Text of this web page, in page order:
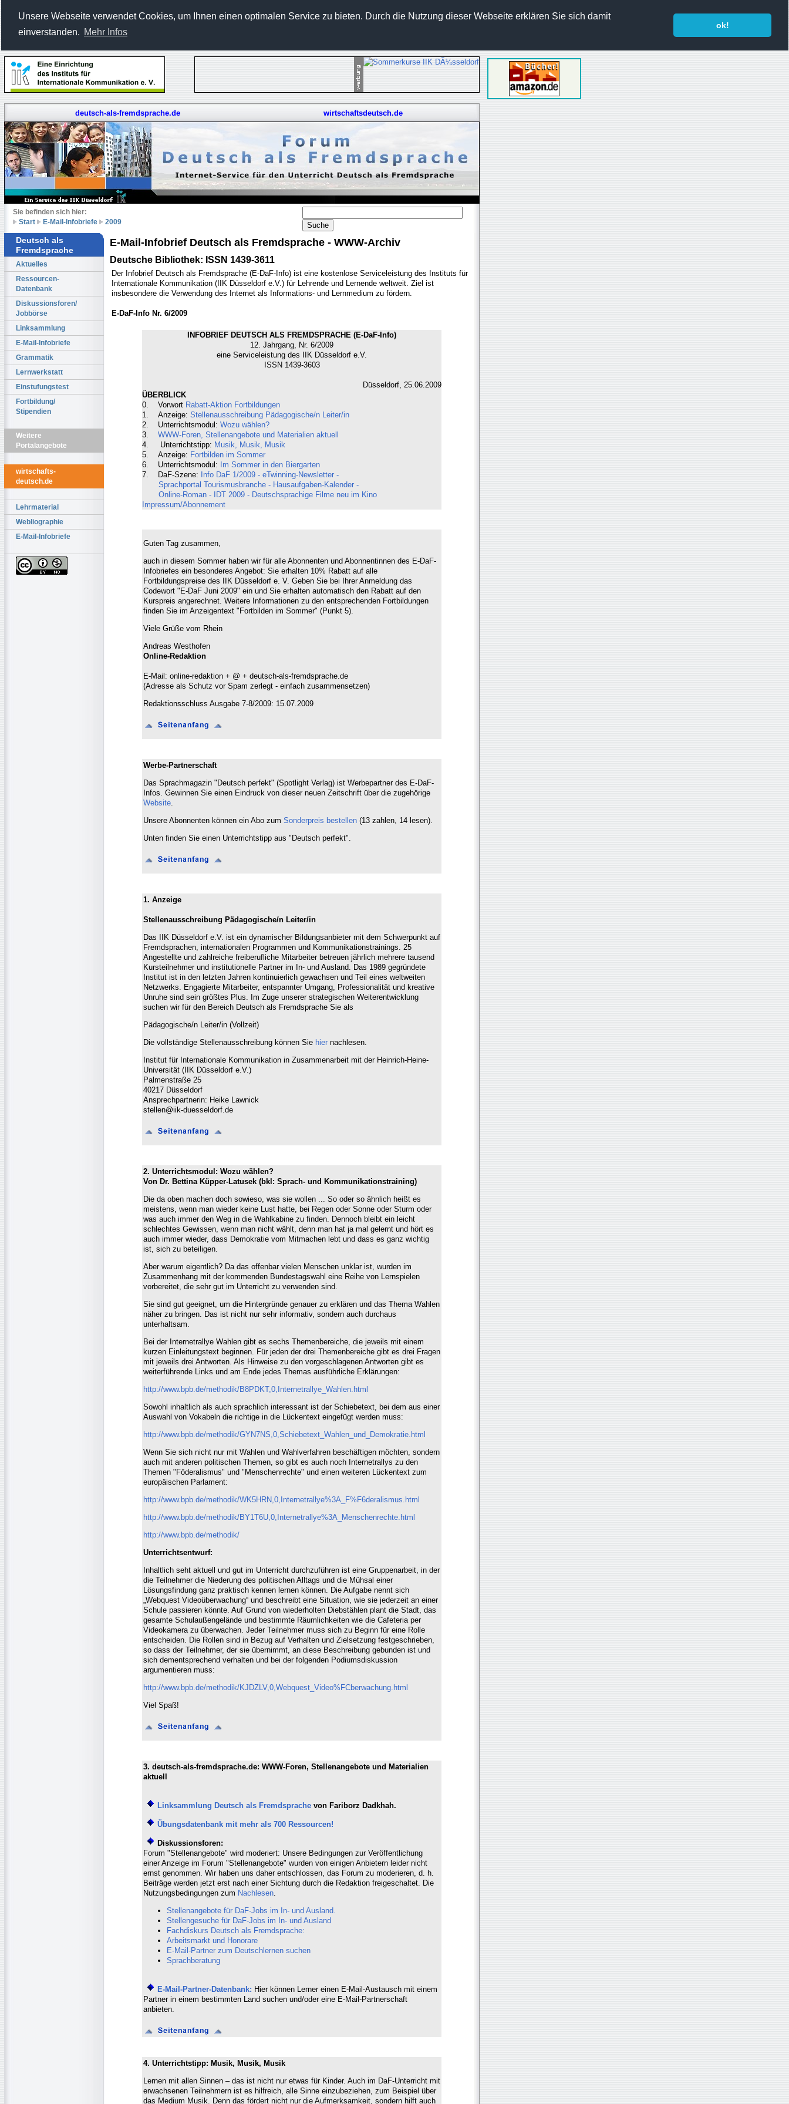
Unsere Webseite verwendet Cookies, um Ihnen einen optimalen Service zu bieten. Durch die Nutzung dieser Webseite erklären Sie sich damit
einverstanden. Mehr Infos
ok!
deutsch-als-fremdsprache.de wirtschaftsdeutsch.de
Sie befinden sich hier:
Start
E-Mail-Infobriefe 2009
Deutsch als
Fremdsprache
Aktuelles
Ressourcen-
Datenbank
Diskussionsforen/
Jobbörse
Linksammlung
E-Mail-Infobriefe
Grammatik
Lernwerkstatt
Einstufungstest
Fortbildung/
Stipendien
Weitere
Portalangebote
wirtschafts-
deutsch.de
Lehrmaterial
Webliographie
E-Mail-Infobriefe
E-Mail-Infobrief Deutsch als Fremdsprache - WWW-Archiv
Deutsche Bibliothek: ISSN 1439-3611
Der Infobrief Deutsch als Fremdsprache (E-DaF-Info) ist eine kostenlose Serviceleistung des Instituts für
Internationale Kommunikation (IIK Düsseldorf e.V.) für Lehrende und Lernende weltweit. Ziel ist
insbesondere die Verwendung des Internet als Informations- und Lernmedium zu fördern.
E-DaF-Info Nr. 6/2009
INFOBRIEF DEUTSCH ALS FREMDSPRACHE (E-DaF-Info)
12. Jahrgang, Nr. 6/2009
eine Serviceleistung des IIK Düsseldorf e.V.
ISSN 1439-3603
Düsseldorf, 25.06.2009
ÜBERBLICK
0. Vorwort Rabatt-Aktion Fortbildungen
1. Anzeige: Stellenausschreibung Pädagogische/n Leiter/in
2. Unterrichtsmodul: Wozu wählen?
3. WWW-Foren, Stellenangebote und Materialien aktuell
4. Unterrichtstipp: Musik, Musik, Musik
5. Anzeige: Fortbilden im Sommer
6. Unterrichtsmodul: Im Sommer in den Biergarten
7. DaF-Szene: Info DaF 1/2009 - eTwinning-Newsletter -
Sprachportal Tourismusbranche - Hausaufgaben-Kalender -
Online-Roman - IDT 2009 - Deutschsprachige Filme neu im Kino
Impressum/Abonnement
Guten Tag zusammen,
auch in diesem Sommer haben wir für alle Abonnenten und Abonnentinnen des E-DaF-
Infobriefes ein besonderes Angebot: Sie erhalten 10% Rabatt auf alle
Fortbildungspreise des IIK Düsseldorf e. V. Geben Sie bei Ihrer Anmeldung das
Codewort "E-DaF Juni 2009" ein und Sie erhalten automatisch den Rabatt auf den
Kurspreis angerechnet. Weitere Informationen zu den entsprechenden Fortbildungen
finden Sie im Anzeigentext "Fortbilden im Sommer" (Punkt 5).
Viele Grüße vom Rhein
Andreas Westhofen
Online-Redaktion
E-Mail: online-redaktion + @ + deutsch-als-fremdsprache.de
(Adresse als Schutz vor Spam zerlegt - einfach zusammensetzen)
Redaktionsschluss Ausgabe 7-8/2009: 15.07.2009
Werbe-Partnerschaft
Das Sprachmagazin "Deutsch perfekt" (Spotlight Verlag) ist Werbepartner des E-DaF-
Infos. Gewinnen Sie einen Eindruck von dieser neuen Zeitschrift über die zugehörige
Website
Unsere Abonnenten können ein Abo zum Sonderpreis bestellen (13 zahlen, 14 lesen).
Unten finden Sie einen Unterrichtstipp aus "Deutsch perfekt".
1. Anzeige
Stellenausschreibung Pädagogische/n Leiter/in
Das IIK Düsseldorf e.V. ist ein dynamischer Bildungsanbieter mit dem Schwerpunkt auf
Fremdsprachen, internationalen Programmen und Kommunikationstrainings. 25
Angestellte und zahlreiche freiberufliche Mitarbeiter betreuen jährlich mehrere tausend
Kursteilnehmer und institutionelle Partner im In- und Ausland. Das 1989 gegründete
Institut ist in den letzten Jahren kontinuierlich gewachsen und Teil eines weltweiten
Netzwerks. Engagierte Mitarbeiter, entspannter Umgang, Professionalität und kreative
Unruhe sind sein größtes Plus. Im Zuge unserer strategischen Weiterentwicklung
suchen wir für den Bereich Deutsch als Fremdsprache Sie als
Pädagogische/n Leiter/in (Vollzeit)
Die vollständige Stellenausschreibung können Sie hier nachlesen.
Institut für Internationale Kommunikation in Zusammenarbeit mit der Heinrich-Heine-
Universität (IIK Düsseldorf e.V.)
Palmenstraße 25
40217 Düsseldorf
Ansprechpartnerin: Heike Lawnick
stellen@iik-duesseldorf.de
2. Unterrichtsmodul: Wozu wählen?
Von Dr. Bettina Küpper-Latusek (bkl: Sprach- und Kommunikationstraining)
Die da oben machen doch sowieso, was sie wollen ... So oder so ähnlich heißt es
meistens, wenn man wieder keine Lust hatte, bei Regen oder Sonne oder Sturm oder
was auch immer den Weg in die Wahlkabine zu finden. Dennoch bleibt ein leicht
schlechtes Gewissen, wenn man nicht wählt, denn man hat ja mal gelernt und hört es
auch immer wieder, dass Demokratie vom Mitmachen lebt und dass es ganz wichtig
ist, sich zu beteiligen.
Aber warum eigentlich? Da das offenbar vielen Menschen unklar ist, wurden im
Zusammenhang mit der kommenden Bundestagswahl eine Reihe von Lernspielen
vorbereitet, die sehr gut im Unterricht zu verwenden sind.
Sie sind gut geeignet, um die Hintergründe genauer zu erklären und das Thema Wahlen
näher zu bringen. Das ist nicht nur sehr informativ, sondern auch durchaus
unterhaltsam.
Bei der Internetrallye Wahlen gibt es sechs Themenbereiche, die jeweils mit einem
kurzen Einleitungstext beginnen. Für jeden der drei Themenbereiche gibt es drei Fragen
mit jeweils drei Antworten. Als Hinweise zu den vorgeschlagenen Antworten gibt es
weiterführende Links und am Ende jedes Themas ausführliche Erklärungen:
http://www.bpb.de/methodik/B8PDKT,0,Internetrallye_Wahlen.html
Sowohl inhaltlich als auch sprachlich interessant ist der Schiebetext, bei dem aus einer
Auswahl von Vokabeln die richtige in die Lückentext eingefügt werden muss:
http://www.bpb.de/methodik/GYN7NS,0,Schiebetext_Wahlen_und_Demokratie.html
Wenn Sie sich nicht nur mit Wahlen und Wahlverfahren beschäftigen möchten, sondern
auch mit anderen politischen Themen, so gibt es auch noch Internetrallys zu den
Themen "Föderalismus" und "Menschenrechte" und einen weiteren Lückentext zum
europäischen Parlament:
http://www.bpb.de/methodik/WK5HRN,0,Internetrallye%3A_F%F6deralismus.html
http://www.bpb.de/methodik/BY1T6U,0,Internetrallye%3A_Menschenrechte.html
http://www.bpb.de/methodik/
Unterrichtsentwurf:
Inhaltlich seht aktuell und gut im Unterricht durchzuführen ist eine Gruppenarbeit, in der
die Teilnehmer die Niederung des politischen Alltags und die Mühsal einer
Lösungsfindung ganz praktisch kennen lernen können. Die Aufgabe nennt sich
„Webquest Videoüberwachung“ und beschreibt eine Situation, wie sie jederzeit an einer
Schule passieren könnte. Auf Grund von wiederholten Diebstählen plant die Stadt, das
gesamte Schulaußengelände und bestimmte Räumlichkeiten wie die Cafeteria per
Videokamera zu überwachen. Jeder Teilnehmer muss sich zu Beginn für eine Rolle
entscheiden. Die Rollen sind in Bezug auf Verhalten und Zielsetzung festgeschrieben,
so dass der Teilnehmer, der sie übernimmt, an diese Beschreibung gebunden ist und
sich dementsprechend verhalten und bei der folgenden Podiumsdiskussion
argumentieren muss:
http://www.bpb.de/methodik/KJDZLV,0,Webquest_Video%FCberwachung.html
Viel Spaß!
3. deutsch-als-fremdsprache.de: WWW-Foren, Stellenangebote und Materialien
aktuell
Linksammlung Deutsch als Fremdsprache von Fariborz Dadkhah.
Übungsdatenbank mit mehr als 700 Ressourcen!
Diskussionsforen:
Forum "Stellenangebote" wird moderiert: Unsere Bedingungen zur Veröffentlichung
einer Anzeige im Forum "Stellenangebote" wurden von einigen Anbietern leider nicht
ernst genommen. Wir haben uns daher entschlossen, das Forum zu moderieren, d. h.
Beiträge werden jetzt erst nach einer Sichtung durch die Redaktion freigeschaltet. Die
Nutzungsbedingungen zum Nachlesen
Stellenangebote für DaF-Jobs im In- und Ausland.
Stellengesuche für DaF-Jobs im In- und Ausland
Fachdiskurs Deutsch als Fremdsprache:
Arbeitsmarkt und Honorare
E-Mail-Partner zum Deutschlernen suchen
Sprachberatung
E-Mail-Partner-Datenbank: Hier können Lerner einen E-Mail-Austausch mit einem
Partner in einem bestimmten Land suchen und/oder eine E-Mail-Partnerschaft
anbieten.
4. Unterrichtstipp: Musik, Musik, Musik
Lernen mit allen Sinnen – das ist nicht nur etwas für Kinder. Auch im DaF-Unterricht mit
erwachsenen Teilnehmern ist es hilfreich, alle Sinne einzubeziehen, zum Beispiel über
das Medium Musik. Denn das fördert nicht nur die Aufmerksamkeit, sondern hilft auch